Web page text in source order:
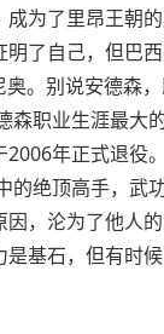
为了里昂王朝
了自己，但巴
。别说安德森
职业生涯最大的
年正式退役。
的绝顶高手，
，沦为了他人
基石，但有时